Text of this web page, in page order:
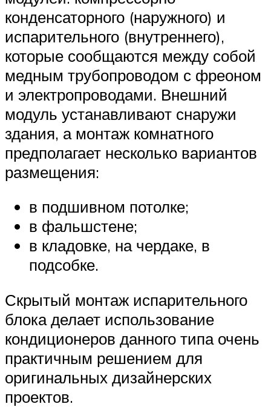
конденсаторного (наружного) и
испарительного (внутреннего),
которые сообщаются между собой
медным трубопроводом с фреоном
и электропроводами. Внешний
модуль устанавливают снаружи
здания, а монтаж комнатного
предполагает несколько вариантов
размещения:
в подшивном потолке;
в фальшстене;
в кладовке, на чердаке, в
подсобке.
Скрытый монтаж испарительного
блока делает использование
кондиционеров данного типа очень
практичным решением для
оригинальных дизайнерских
проектов.